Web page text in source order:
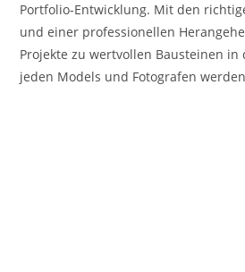
Portfolio-Entwicklung. Mit den
und einer professionellen
Projekte zu wertvollen Bausteinen in
jeden Models und Fotografen